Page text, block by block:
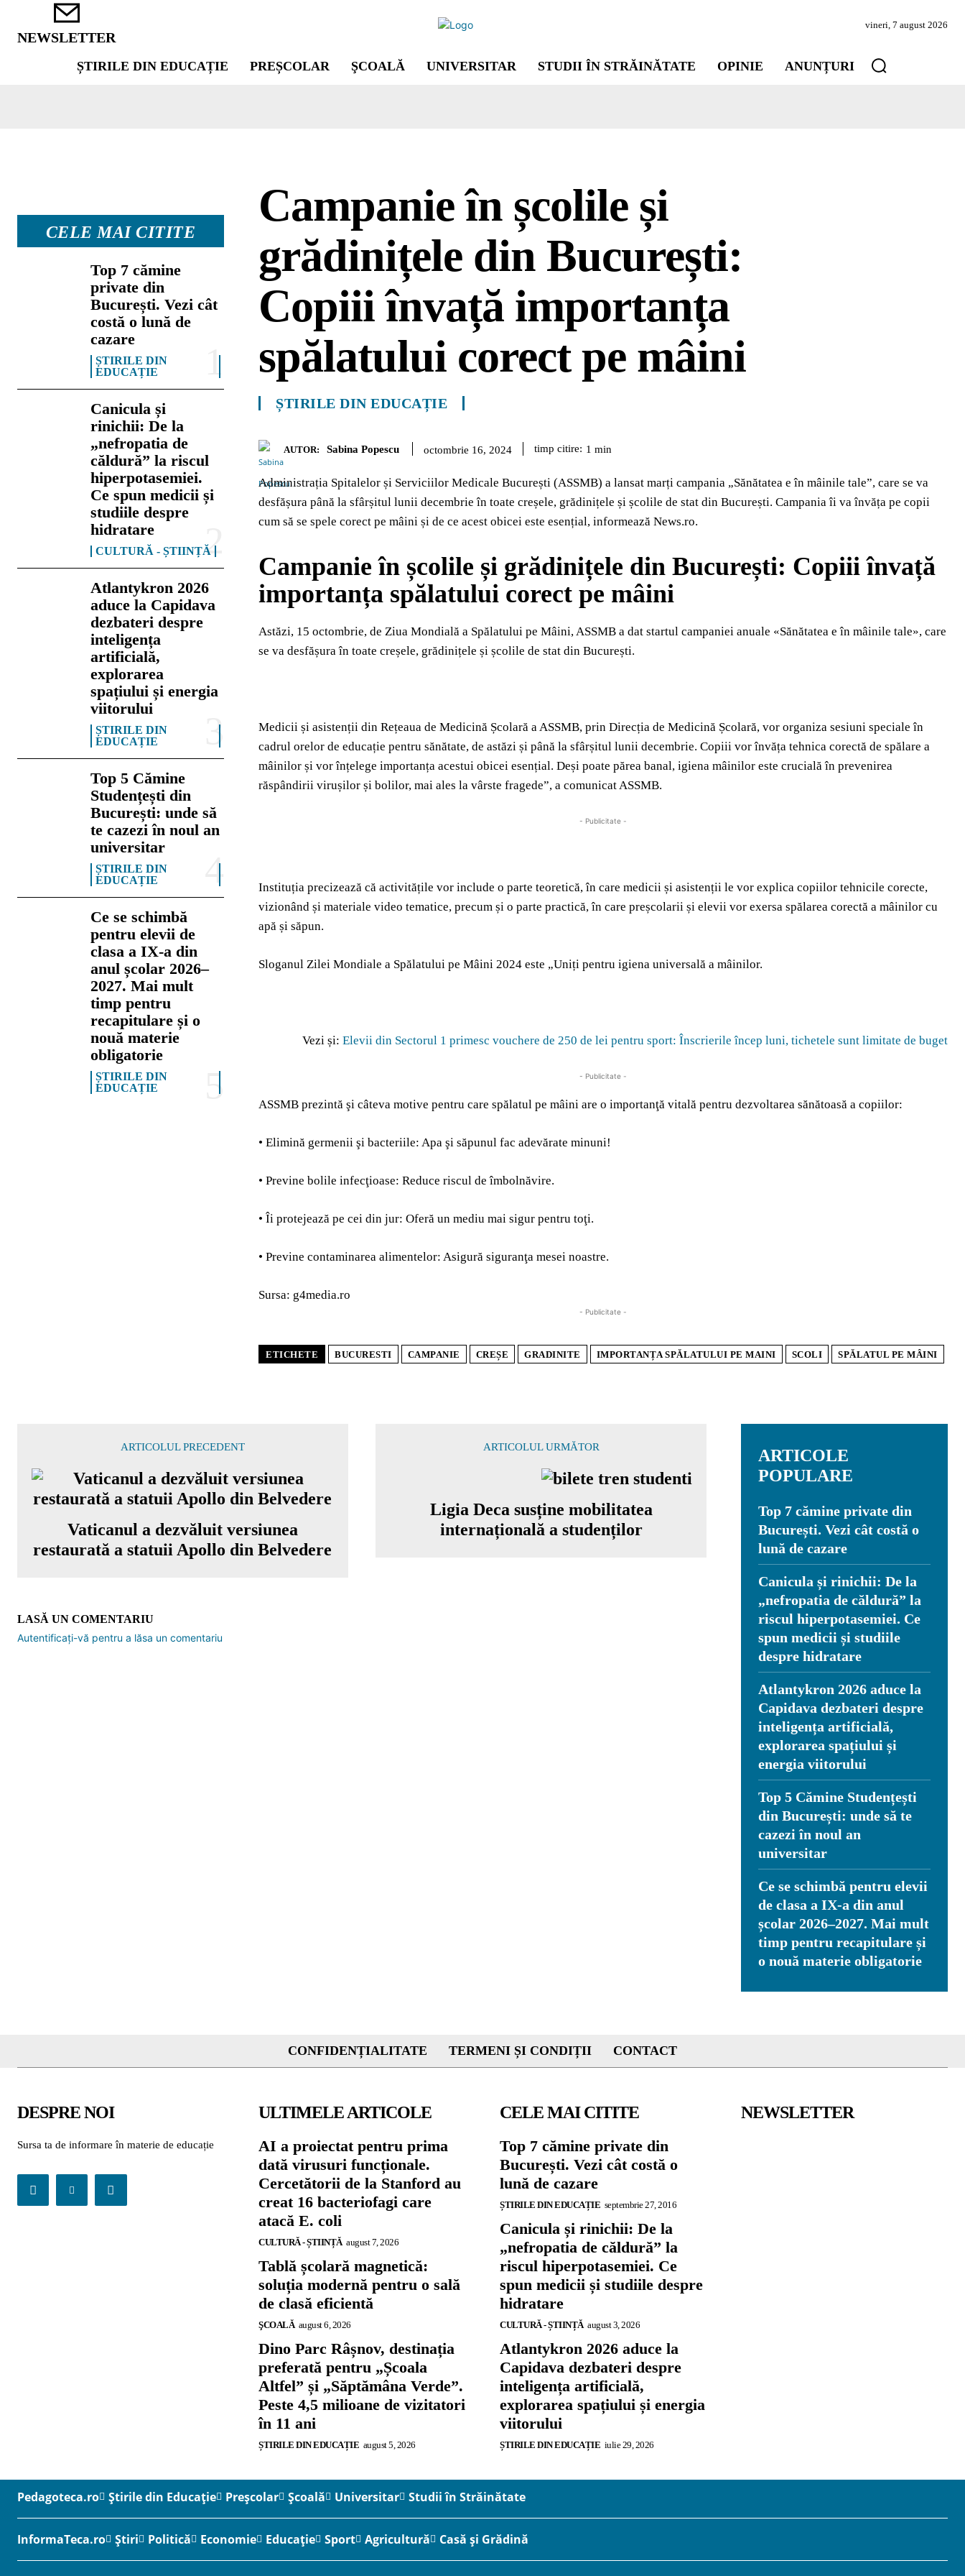
NEWSLETTER
vineri, 7 august 2026
ȘTIRILE DIN EDUCAȚIE PREȘCOLAR ŞCOALĂ UNIVERSITAR STUDII ÎN STRĂINĂTATE OPINIE ANUNȚURI
CELE MAI CITITE
Top 7 cămine
private din
București. Vezi cât
costă o lună de
cazare
ȘTIRILE DIN
EDUCAȚIE
Canicula și
rinichii: De la
„nefropatia de
căldură” la riscul
hiperpotasemiei.
Ce spun medicii și
studiile despre
hidratare
CULTURĂ - ȘTIINȚĂ
Atlantykron 2026
aduce la Capidava
dezbateri despre
inteligența
artificială,
explorarea
spațiului și energia
viitorului
ȘTIRILE DIN
EDUCAȚIE
Top 5 Cămine
Studențești din
București: unde să
te cazezi în noul an
universitar
ȘTIRILE DIN
EDUCAȚIE
Ce se schimbă
pentru elevii de
clasa a IX-a din
anul școlar 2026–
2027. Mai mult
timp pentru
recapitulare și o
nouă materie
obligatorie
ȘTIRILE DIN
EDUCAȚIE
Campanie în școlile și
grădinițele din București:
Copiii învață importanța
spălatului corect pe mâini
ȘTIRILE DIN EDUCAȚIE
AUTOR: Sabina Popescu octombrie 16, 2024 timp citire: 1 min
Administrația Spitalelor și Serviciilor Medicale București (ASSMB) a lansat marți campania „Sănătatea e în mâinile tale”, care se va
desfășura până la sfârșitul lunii decembrie în toate creșele, grădinițele și școlile de stat din București. Campania îi va învăța pe copii
cum să se spele corect pe mâini și de ce acest obicei este esențial, informează News.ro.
Campanie în școlile și grădinițele din București: Copiii învață
importanța spălatului corect pe mâini
Astăzi, 15 octombrie, de Ziua Mondială a Spălatului pe Mâini, ASSMB a dat startul campaniei anuale «Sănătatea e în mâinile tale», care
se va desfășura în toate creșele, grădinițele și școlile de stat din București.
Medicii și asistenții din Rețeaua de Medicină Școlară a ASSMB, prin Direcția de Medicină Școlară, vor organiza sesiuni speciale în
cadrul orelor de educație pentru sănătate, de astăzi și până la sfârșitul lunii decembrie. Copiii vor învăța tehnica corectă de spălare a
mâinilor și vor înțelege importanța acestui obicei esențial. Deși poate părea banal, igiena mâinilor este crucială în prevenirea
răspândirii virușilor și bolilor, mai ales la vârste fragede”, a comunicat ASSMB.
- Publicitate -
Instituția precizează că activitățile vor include o parte teoretică, în care medicii și asistenții le vor explica copiilor tehnicile corecte,
vizionând și materiale video tematice, precum și o parte practică, în care preșcolarii și elevii vor exersa spălarea corectă a mâinilor cu
apă și săpun.
Sloganul Zilei Mondiale a Spălatului pe Mâini 2024 este „Uniți pentru igiena universală a mâinilor.
Vezi și: Elevii din Sectorul 1 primesc vouchere de 250 de lei pentru sport: Înscrierile încep luni, tichetele sunt limitate de buget
- Publicitate -
ASSMB prezintă şi câteva motive pentru care spălatul pe mâini are o importanţă vitală pentru dezvoltarea sănătoasă a copiilor:
• Elimină germenii şi bacteriile: Apa şi săpunul fac adevărate minuni!
• Previne bolile infecţioase: Reduce riscul de îmbolnăvire.
• Îi protejează pe cei din jur: Oferă un mediu mai sigur pentru toţi.
• Previne contaminarea alimentelor: Asigură siguranţa mesei noastre.
Sursa: g4media.ro
- Publicitate -
ETICHETE BUCURESTI CAMPANIE CREȘE GRADINITE IMPORTANȚA SPĂLATULUI PE MAINI SCOLI SPĂLATUL PE MÂINI
ARTICOLUL PRECEDENT
Vaticanul a dezvăluit versiunea
restaurată a statuii Apollo din Belvedere
ARTICOLUL URMĂTOR
Ligia Deca susține mobilitatea
internațională a studenților
LASĂ UN COMENTARIU
Autentificați-vă pentru a lăsa un comentariu
ARTICOLE
POPULARE
Top 7 cămine private din
București. Vezi cât costă o
lună de cazare
Canicula și rinichii: De la
„nefropatia de căldură” la
riscul hiperpotasemiei. Ce
spun medicii și studiile
despre hidratare
Atlantykron 2026 aduce la
Capidava dezbateri despre
inteligența artificială,
explorarea spațiului și
energia viitorului
Top 5 Cămine Studențești
din București: unde să te
cazezi în noul an
universitar
Ce se schimbă pentru elevii
de clasa a IX-a din anul
școlar 2026–2027. Mai mult
timp pentru recapitulare și
o nouă materie obligatorie
CONFIDENȚIALITATE TERMENI ȘI CONDIȚII CONTACT
DESPRE NOI
Sursa ta de informare în materie de educație
ULTIMELE ARTICOLE
AI a proiectat pentru prima
dată virusuri funcționale.
Cercetătorii de la Stanford au
creat 16 bacteriofagi care
atacă E. coli
CULTURĂ - ȘTIINȚĂ august 7, 2026
Tablă școlară magnetică:
soluția modernă pentru o sală
de clasă eficientă
ŞCOALĂ august 6, 2026
Dino Parc Râșnov, destinația
preferată pentru „Școala
Altfel” și „Săptămâna Verde”.
Peste 4,5 milioane de vizitatori
în 11 ani
ȘTIRILE DIN EDUCAȚIE august 5, 2026
CELE MAI CITITE
Top 7 cămine private din
București. Vezi cât costă o
lună de cazare
ȘTIRILE DIN EDUCAȚIE septembrie 27, 2016
Canicula și rinichii: De la
„nefropatia de căldură” la
riscul hiperpotasemiei. Ce
spun medicii și studiile despre
hidratare
CULTURĂ - ȘTIINȚĂ august 3, 2026
Atlantykron 2026 aduce la
Capidava dezbateri despre
inteligența artificială,
explorarea spațiului și energia
viitorului
ȘTIRILE DIN EDUCAȚIE iulie 29, 2026
NEWSLETTER
Pedagoteca.ro Știrile din Educație Preșcolar Școală Universitar Studii în Străinătate
InformaTeca.ro Știri Politică Economie Educație Sport Agricultură Casă și Grădină